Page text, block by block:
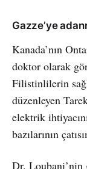
Gazze’ye
Kanada’nın
doktor olarak
Filistinlilerin
düzenleyen
elektrik
bazılarının
Dr. Loubani’nin